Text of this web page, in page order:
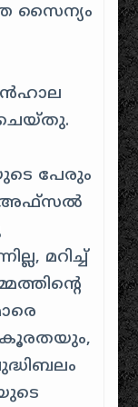
സൈന്യം
ചെയ്തു.
പേരും
അഫ്സൽ
മറിച്ച്